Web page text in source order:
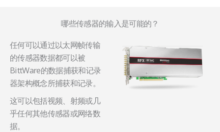
哪些传感器的输入是可能的？
任何可以通过以太网帧传输
的传感器数据都可以被
BittWare的数据捕获和记录
器架构概念所捕获和记录。
这可以包括视频、射频或几
乎任何其他传感器或网络数
据。